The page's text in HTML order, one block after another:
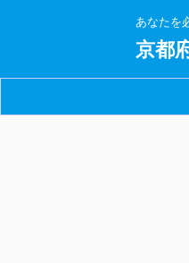
あなたを
京都